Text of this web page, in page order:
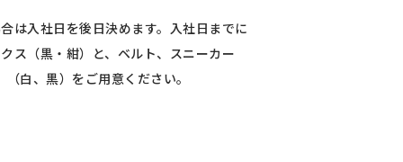
は入社日を後日決めます。入社日までに
ス（黒・紺）と、ベルト、スニーカー
（白、黒）をご用意ください。